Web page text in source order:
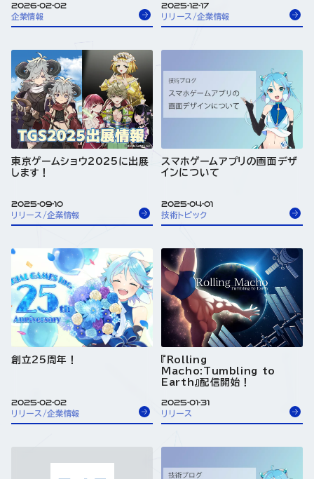
2026-02-02
企業情報
2025-12-17
リリース/企業情報
東京ゲームショウ2025に出展
します！
2025-09-10
リリース/企業情報
スマホゲームアプリの画面デザ
インについて
2025-04-01
技術トピック
創立25周年！
2025-02-02
リリース/企業情報
『Rolling
Macho:Tumbling to
Earth』配信開始！
2025-01-31
リリース